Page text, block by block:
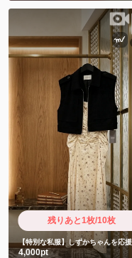
残りあと1枚/10枚
【特別
4,000pt